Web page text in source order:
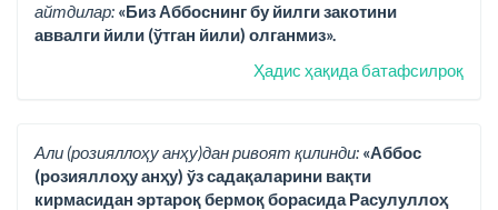
айтдилар: «Биз Аббоснинг бу йилги закотини
аввалги йили (ўтган йили) олганмиз».
Ҳадис ҳақида батафсилроқ
Али (розияллоҳу анҳу)дан ривоят қилинди: «Аббос
(розияллоҳу анҳу) ўз садақаларини вақти
кирмасидан эртароқ бермоқ борасида Расулуллоҳ